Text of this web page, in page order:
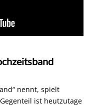
nennt, spielt
ist heutzutage